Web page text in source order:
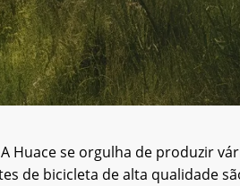
se orgulha de produzir
de bicicleta de alta qualidade